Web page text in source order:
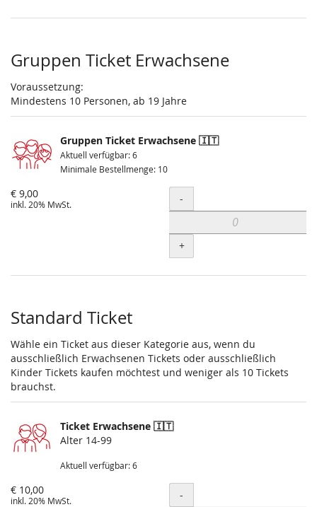
Gruppen Ticket Erwachsene
Voraussetzung:
Mindestens 10 Personen, ab 19 Jahre
Gruppen Ticket Erwachsene 🇮🇹
Aktuell verfügbar: 6
Minimale Bestellmenge: 10
€ 9,00
inkl. 20% MwSt. Menge
-
+
Standard Ticket
Wähle ein Ticket aus dieser Kategorie aus, wenn du
ausschließlich Erwachsenen Tickets oder ausschließlich
Kinder Tickets kaufen möchtest und weniger als 10 Tickets
brauchst.
Ticket Erwachsene 🇮🇹
Alter 14-99
Aktuell verfügbar: 6
€ 10,00
inkl. 20% MwSt. Menge
-